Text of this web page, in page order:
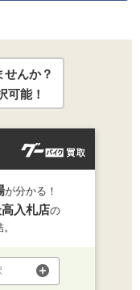
せんか？
可能！
が分かる！
入札店の